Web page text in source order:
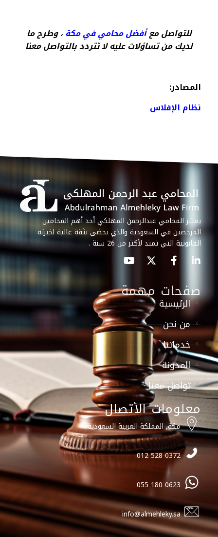
للتواصل معأفضل محامي في مكة ، وطرح ما
لديك من تساؤلات عليه لا تتردد بالتواصل معنا
المصادر:
نظام الإفلاس
يعتبر المحامي عبدالرحمن المهلكي أحد أهم المحامين
المرخصين في السعودية والذي يحضى بثقة عالية لخبرته
القانونية التي تمتد لأكثر من 26 سنة .
صفحات مهمة
الرئيسية
من نحن
خدماتنا
المدونة
تواصل معنا
معلومات الأتصال
مكة, المملكة العربية السعودية
0372 528 012
0623 180 055
info@almehleky.sa